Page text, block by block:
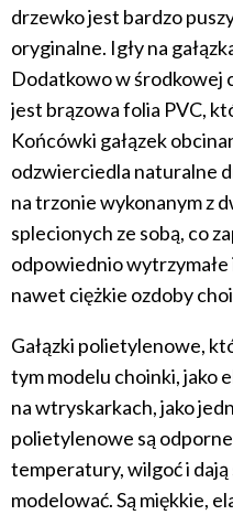
drzewko jest bardzo
oryginalne. Igły na
Dodatkowo w środkowej
jest brązowa folia PVC,
Końcówki gałązek
odzwierciedla naturalne
na trzonie wykonanym z
splecionych ze sobą, co
odpowiednio wytrzymałe
nawet ciężkie ozdoby
Gałązki polietylenowe,
tym modelu choinki, jako
na wtryskarkach, jako
polietylenowe są
temperatury, wilgoć i
modelować. Są miękkie,